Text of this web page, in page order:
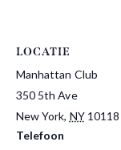
LOCATIE
Manhattan Club
350 5th Ave
New York, NY 10118
Telefoon